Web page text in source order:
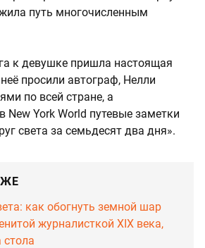
путь многочисленным
к девушке пришла настоящая
просили автограф, Нелли
по всей стране, а
New York World путевые заметки
света за семьдесят два дня».
как обогнуть земной шар
журналисткой XIX века,
стола